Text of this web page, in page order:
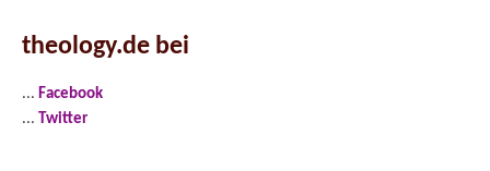
theology.de bei
... Facebook
... Twitter